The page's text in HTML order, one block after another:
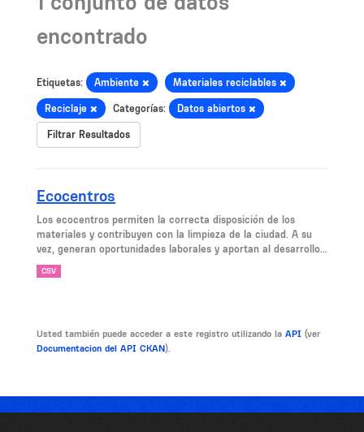
encontrado
Etiquetas: Ambiente Materiales reciclables
Reciclaje Categorías: Datos abiertos
Filtrar Resultados
Ecocentros
Los ecocentros permiten la correcta disposición de los
materiales y contribuyen con la limpieza de la ciudad. A su
vez, generan oportunidades laborales y aportan al desarrollo...
CSV
Usted también puede acceder a este registro utilizando la API (ver
Documentacion del API CKAN).